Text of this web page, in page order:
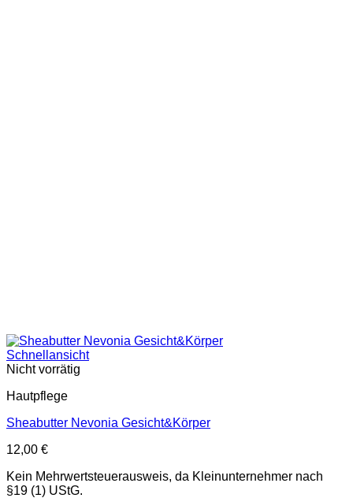
Schnellansicht
Nicht vorrätig
Hautpflege
Sheabutter Nevonia Gesicht&Körper
12,00 €
Kein Mehrwertsteuerausweis, da Kleinunternehmer nach
§19 (1) UStG.